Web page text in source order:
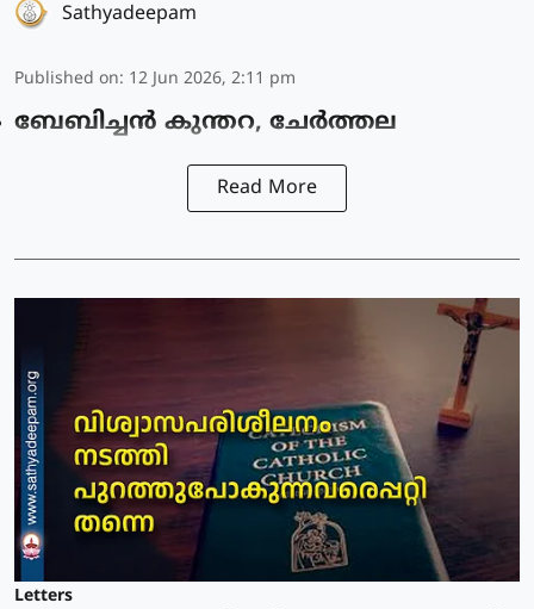
Sathyadeepam
Published on: 12 Jun 2026, 2:11 pm
ബേബിച്ചൻ കുന്തറ, ചേർത്തല
Read More
Letters